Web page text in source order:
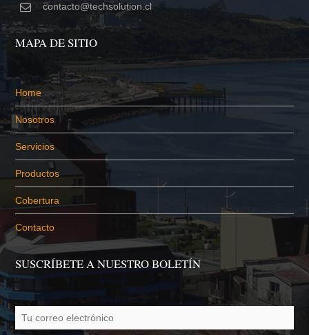
contacto@techsolution.cl
MAPA DE SITIO
Home
Nosotros
Servicios
Productos
Cobertura
Contacto
SUSCRÍBETE A NUESTRO BOLETÍN